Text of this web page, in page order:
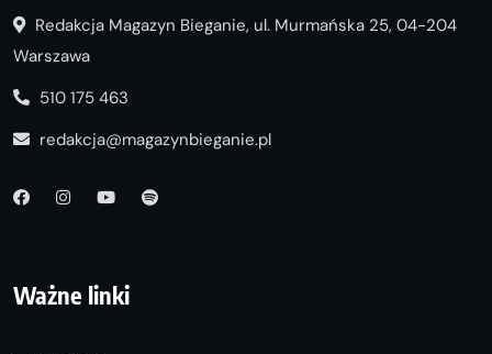
Redakcja Magazyn Bieganie, ul. Murmańska 25, 04-204
Warszawa
510 175 463
redakcja@magazynbieganie.pl
Ważne linki